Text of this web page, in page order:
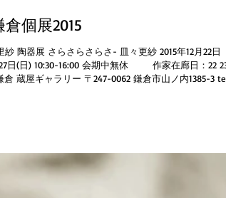
倉個展2015
紗 陶器展 さらさらさらさ- 皿々更紗 2015年12月22日
日(日) 10:30-16:00 会期中無休 作家在廊日：22 23 26
倉 蔵屋ギャラリー 〒247-0062 鎌倉市山ノ内1385-3